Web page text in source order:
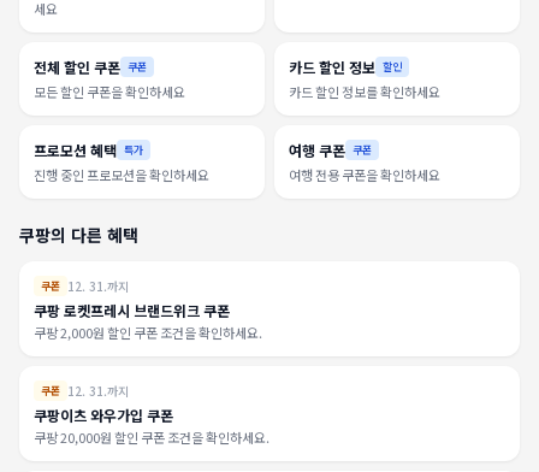
세요
전체 할인 쿠폰 쿠폰
모든 할인 쿠폰을 확인하세요
카드 할인 정보 할인
카드 할인 정보를 확인하세요
프로모션 혜택 특가
진행 중인 프로모션을 확인하세요
여행 쿠폰 쿠폰
여행 전용 쿠폰을 확인하세요
쿠팡의 다른 혜택
쿠폰 12. 31.까지
쿠팡 로켓프레시 브랜드위크 쿠폰
쿠팡 2,000원 할인 쿠폰 조건을 확인하세요.
쿠폰 12. 31.까지
쿠팡이츠 와우가입 쿠폰
쿠팡 20,000원 할인 쿠폰 조건을 확인하세요.